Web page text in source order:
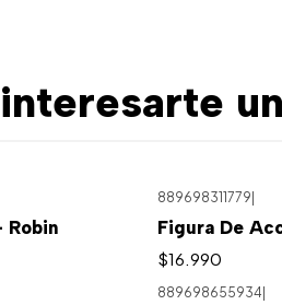
Robin
889698311779
Figura De
$16.990
889698655934